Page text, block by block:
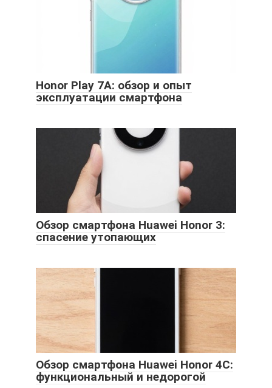
Honor Play 7A: обзор и опыт
эксплуатации смартфона
Обзор смартфона Huawei Honor 3:
спасение утопающих
Обзор смартфона Huawei Honor 4C:
функциональный и недорогой